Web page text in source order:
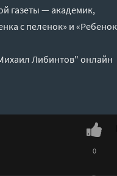
газеты — академик,
с пеленок» и «Ребенок
Либинтов" онлайн
0